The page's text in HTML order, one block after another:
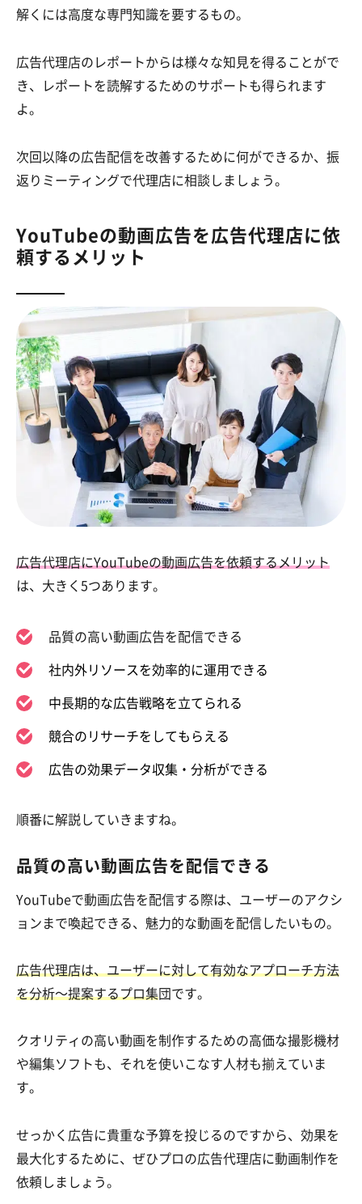
解くには高度な専門知識を要するもの。
広告代理店のレポートからは様々な知見を得ることがで
き、レポートを読解するためのサポートも得られます
よ。
次回以降の広告配信を改善するために何ができるか、振
返りミーティングで代理店に相談しましょう。
YouTubeの動画広告を広告代理店に依
頼するメリット
広告代理店にYouTubeの動画広告を依頼するメリット
は、大きく5つあります。
品質の高い動画広告を配信できる
社内外リソースを効率的に運用できる
中長期的な広告戦略を立てられる
競合のリサーチをしてもらえる
広告の効果データ収集・分析ができる
順番に解説していきますね。
品質の高い動画広告を配信できる
YouTubeで動画広告を配信する際は、ユーザーのアクシ
ョンまで喚起できる、魅力的な動画を配信したいもの。
広告代理店は、ユーザーに対して有効なアプローチ方法
を分析〜提案するプロ集団です。
クオリティの高い動画を制作するための高価な撮影機材
や編集ソフトも、それを使いこなす人材も揃えていま
す。
せっかく広告に貴重な予算を投じるのですから、効果を
最大化するために、ぜひプロの広告代理店に動画制作を
依頼しましょう。